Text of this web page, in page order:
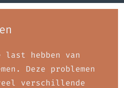
hebben van
Deze problemen
verschillende